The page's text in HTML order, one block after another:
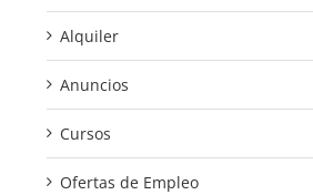
Alquiler
Anuncios
Cursos
Ofertas de Empleo